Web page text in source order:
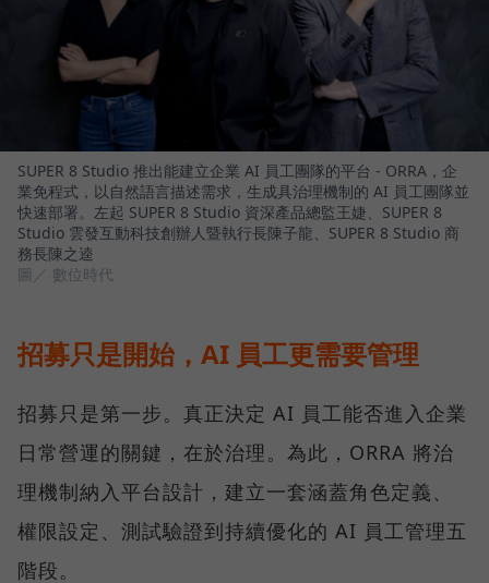
SUPER 8 Studio 推出能建立企業 AI 員工團隊的平台 - ORRA，企
業免程式，以自然語言描述需求，生成具治理機制的 AI 員工團隊並
快速部署。左起 SUPER 8 Studio 資深產品總監王婕、SUPER 8
Studio 雲發互動科技創辦人暨執行長陳子龍、SUPER 8 Studio 商
務長陳之逵
圖／ 數位時代
招募只是開始，AI 員工更需要管理
招募只是第一步。真正決定 AI 員工能否進入企業
日常營運的關鍵，在於治理。為此，ORRA 將治
理機制納入平台設計，建立一套涵蓋角色定義、
權限設定、測試驗證到持續優化的 AI 員工管理五
階段。